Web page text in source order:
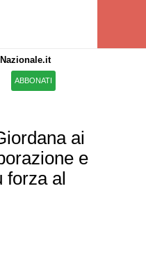
IlNazionale.it
ABBONATI
ai
e
forza al